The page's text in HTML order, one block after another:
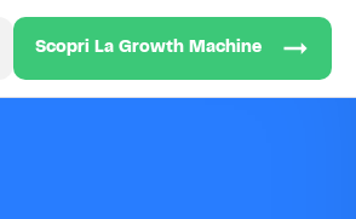
Scopri La Growth Machine